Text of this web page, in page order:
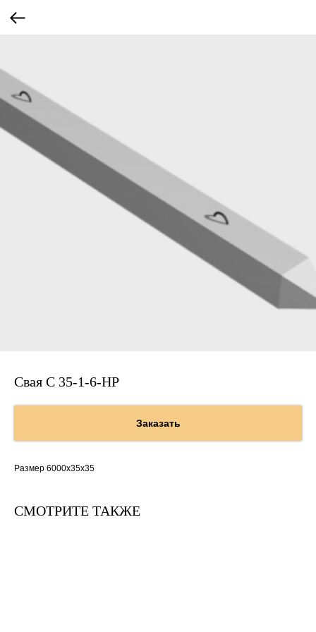
Свая С 35-1-6-НР
Заказать
Размер 6000х35х35
СМОТРИТЕ ТАКЖЕ